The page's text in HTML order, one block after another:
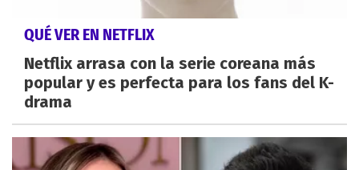
QUÉ VER EN NETFLIX
Netflix arrasa con la serie coreana más
popular y es perfecta para los fans del K-
drama